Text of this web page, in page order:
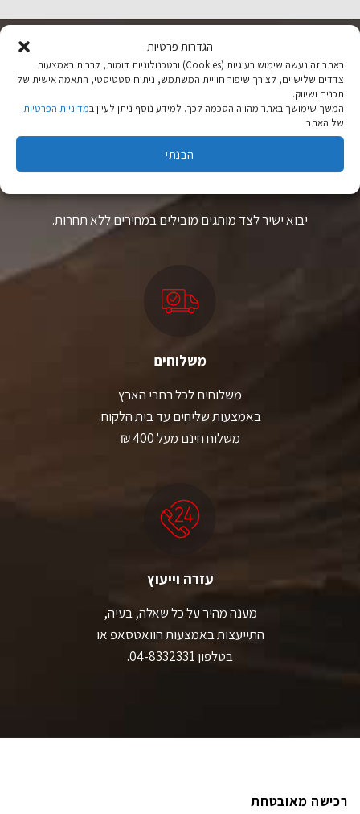
הגדרות פרטיות
באתר זה נעשה שימוש בעוגיות (Cookies) ובטכנולוגיות דומות, לרבות באמצעות
צדדים שלישיים, לצורך שיפור חוויית המשתמש, ניתוח סטטיסטי, התאמה אישית של
תכנים ושיווק.
המשך שימושך באתר מהווה הסכמה לכך. למידע נוסף ניתן לעיין במדיניות הפרטיות
של האתר.
הבנתי
ציוד טיולים
יבוא ישיר לצד מותגים מובילים במחירים ללא תחרות.
משלוחים
משלוחים לכל רחבי הארץ
באמצעות שליחים עד בית הלקוח.
משלוח חינם מעל 400 ₪
עזרה וייעוץ
מענה מהיר על כל שאלה, בעיה,
התייעצות באמצעות הוואטסאפ או
בטלפון 04-8332331.
רכישה מאובטחת